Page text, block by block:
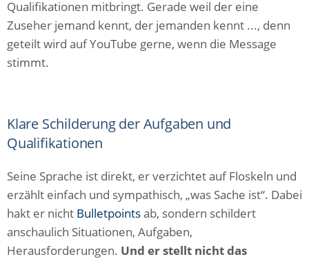
Qualifikationen mitbringt. Gerade weil der eine
Zuseher jemand kennt, der jemanden kennt ..., denn
geteilt wird auf YouTube gerne, wenn die Message
stimmt.
Klare Schilderung der Aufgaben und
Qualifikationen
Seine Sprache ist direkt, er verzichtet auf Floskeln und
erzählt einfach und sympathisch, „was Sache ist“. Dabei
hakt er nicht Bulletpointsab, sondern schildert
anschaulich Situationen, Aufgaben,
Herausforderungen. Und er stellt nicht das